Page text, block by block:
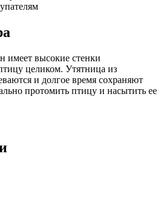
имеет высокие стенки
целиком. Утятница из
и долгое время сохраняют
протомить птицу и насытить ее